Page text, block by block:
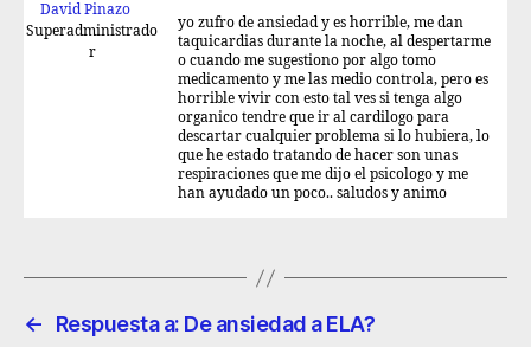
David Pinazo
Superadministrado
r
yo zufro de ansiedad y es horrible, me dan
taquicardias durante la noche, al despertarme
o cuando me sugestiono por algo tomo
medicamento y me las medio controla, pero es
horrible vivir con esto tal ves si tenga algo
organico tendre que ir al cardilogo para
descartar cualquier problema si lo hubiera, lo
que he estado tratando de hacer son unas
respiraciones que me dijo el psicologo y me
han ayudado un poco.. saludos y animo
←
Respuesta a: De ansiedad a ELA?